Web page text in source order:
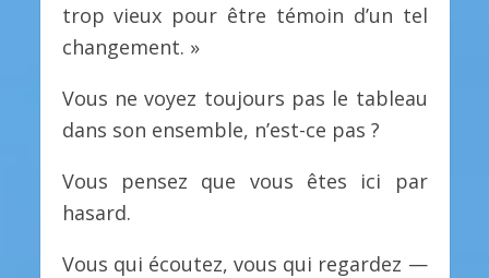
trop vieux pour être témoin d’un tel
changement. »
Vous ne voyez toujours pas le tableau
dans son ensemble, n’est-ce pas ?
Vous pensez que vous êtes ici par
hasard.
Vous qui écoutez, vous qui regardez —